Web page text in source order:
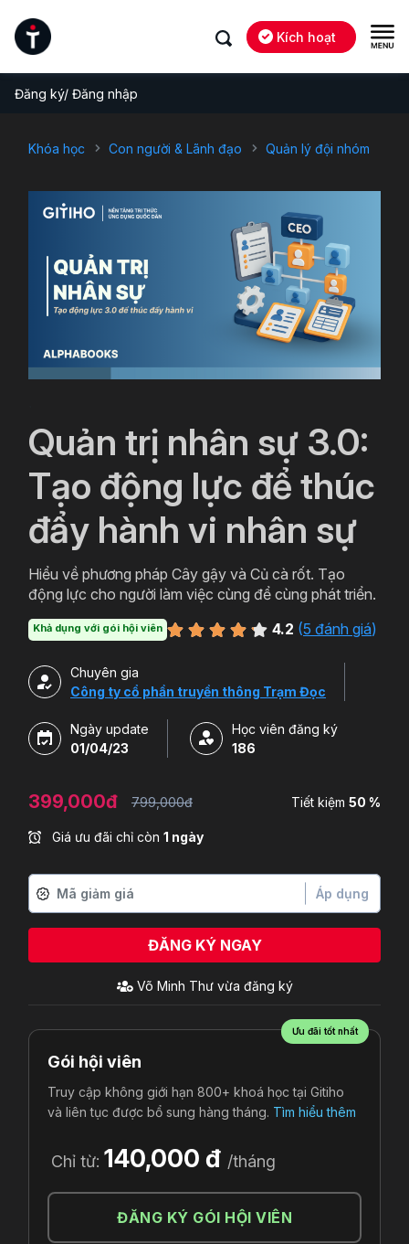
Kích hoạt
Đăng ký/ Đăng nhập
Khóa học Con người & Lãnh đạo Quản lý đội nhóm
Quản trị nhân sự 3.0:
Tạo động lực để thúc
đẩy hành vi nhân sự
Hiểu về phương pháp Cây gậy và Củ cà rốt. Tạo
động lực cho người làm việc cùng để cùng phát triển.
Khả dụng với gói hội viên 4.2 (5 đánh giá)
Chuyên gia
Công ty cổ phần truyền thông Trạm Đọc
Ngày update
01/04/23
Học viên đăng ký
186
399,000đ 799,000đ Tiết kiệm 50 %
Giá ưu đãi chỉ còn 1 ngày
Áp dụng
ĐĂNG KÝ NGAY
Võ Minh Thư vừa đăng ký
Ưu đãi tốt nhất
Gói hội viên
Truy cập không giới hạn 800+ khoá học tại Gitiho
và liên tục được bổ sung hàng tháng. Tìm hiểu thêm
Chỉ từ: 140,000 đ /tháng
ĐĂNG KÝ GÓI HỘI VIÊN